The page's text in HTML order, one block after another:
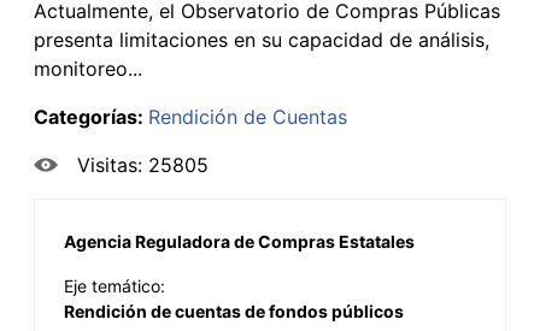
Actualmente, el Observatorio de Compras Públicas
presenta limitaciones en su capacidad de análisis,
monitoreo...
Categorías: Rendición de Cuentas
Visitas: 25805
Agencia Reguladora de Compras Estatales
Eje temático:
Rendición de cuentas de fondos públicos